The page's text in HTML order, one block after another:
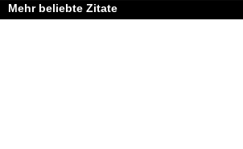
Mehr beliebte Zitate